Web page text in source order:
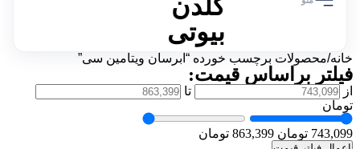
خانه/محصولات برچسب خورده “آبرسان ویتامین سی”
فیلتر براساس قیمت:
از
تا
تومان
743,099 تومان 863,399 تومان